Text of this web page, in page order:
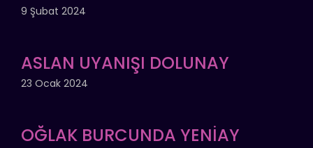
9 Şubat 2024
ASLAN UYANIŞI DOLUNAY
23 Ocak 2024
OĞLAK BURCUNDA YENİAY